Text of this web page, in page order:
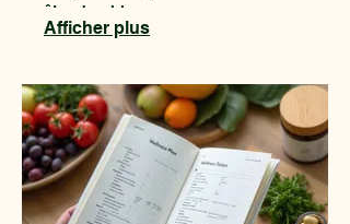
être durable.
Afficher plus